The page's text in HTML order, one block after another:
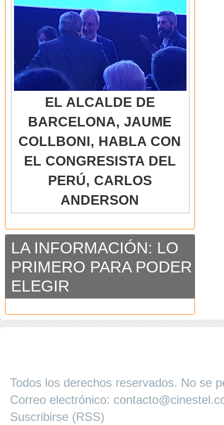
EL ALCALDE DE
BARCELONA, JAUME
COLLBONI, HABLA CON
EL CONGRESISTA DEL
PERÚ, CARLOS
ANDERSON
LA INFORMACIÓN: LO
PRIMERO PARA PODER
ELEGIR
Todos los derechos reservados. No se
Correo electrónico:
Suscribirse (RSS)